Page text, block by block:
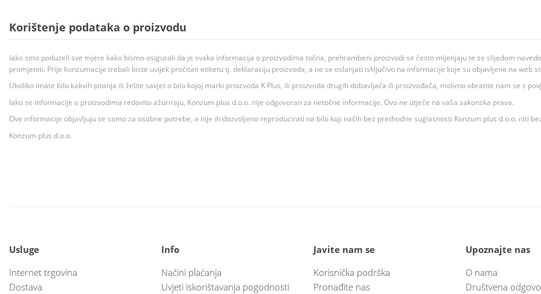
Korištenje podataka o proizvodu
Iako smo poduzeli sve mjere kako bismo osigurali da je svaka informacija o proizvodima točna, prehrambeni proizvodi se često mijenjaju te se slijedom
promjeniti. Prije konzumacije trebali biste uvijek pročitati etiketu tj. deklaraciju proizvoda, a ne se oslanjati isključivo na informacije koje su objavljene na web
Ukoliko imate bilo kakvih pitanja ili želite savjet o bilo kojoj marki proizvoda K Plus, ili proizvoda drugih dobavljača ili proizvođača, molimo obratite nam se s
Iako se informacije o proizvodima redovito ažuriraju, Konzum plus d.o.o. nije odgovoran za netočne informacije. Ovo ne utječe na vaša zakonska prava.
Ove informacije objavljuju se samo za osobne potrebe, a nije ih dozvoljeno reproducirati na bilo koji način bez prethodne suglasnosti Konzum plus d.o.o. niti
Konzum plus d.o.o.
Usluge
Internet trgovina
Dostava
Info
Načini plaćanja
Uvjeti iskorištavanja pogodnosti
Javite nam se
Korisnička podrška
Pronađite nas
Upoznajte nas
O nama
Društvena